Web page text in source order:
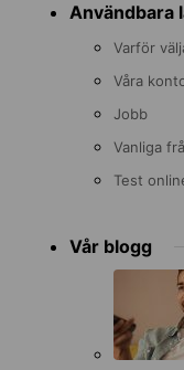
Användbara
Varför
Våra
Jobb
Vanliga
Test
Vår blogg